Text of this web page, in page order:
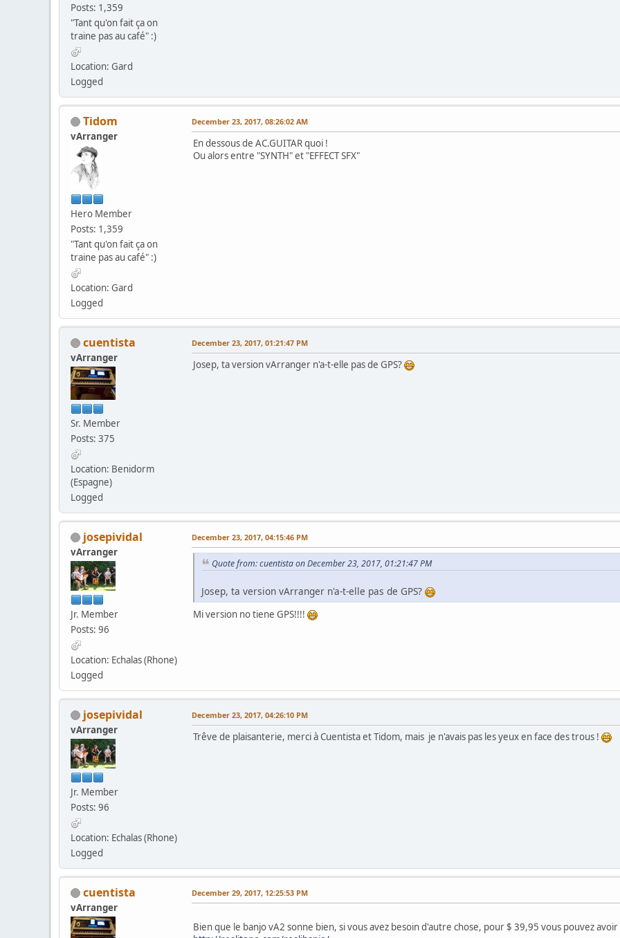
Posts: 1,359
"Tant qu'on fait ça on
traine pas au café" :)
Location: Gard
Logged
Tidom
vArranger
Hero Member
Posts: 1,359
"Tant qu'on fait ça on
traine pas au café" :)
Location: Gard
Logged
December 23, 2017, 08:26:02 AM
En dessous de AC.GUITAR quoi !
Ou alors entre "SYNTH" et "EFFECT SFX"
cuentista
vArranger
Sr. Member
Posts: 375
Location: Benidorm
(Espagne)
Logged
December 23, 2017, 01:21:47 PM
Josep, ta version vArranger n'a-t-elle pas de GPS?
josepividal
vArranger
Jr. Member
Posts: 96
Location: Echalas (Rhone)
Logged
December 23, 2017, 04:15:46 PM
Quote from: cuentista on December 23, 2017, 01:21:47 PM
Josep, ta version vArranger n'a-t-elle pas de GPS?
Mi version no tiene GPS!!!!
josepividal
vArranger
Jr. Member
Posts: 96
Location: Echalas (Rhone)
Logged
December 23, 2017, 04:26:10 PM
Trêve de plaisanterie, merci à Cuentista et Tidom, mais je n'avais pas les yeux en face des trous !
cuentista
vArranger
December 29, 2017, 12:25:53 PM
Bien que le banjo vA2 sonne bien, si vous avez besoin d'autre chose, pour $ 39,95 vous pouvez avoir